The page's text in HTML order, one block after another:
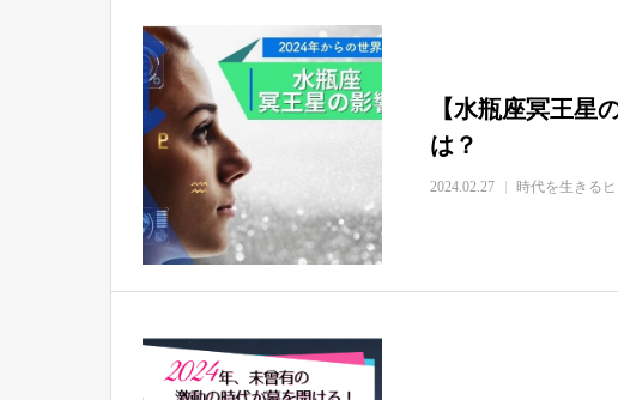
【水瓶座冥王星
は？
2024.02.27 時代を生きるヒ